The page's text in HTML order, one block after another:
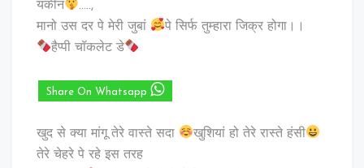
यकींन
…..,
मानो उस दर पे मेरी जुबां
पे सिर्फ तुम्हारा जिक्र होगा।।
हैप्पी चॉकलेट डे
Share On Whatsapp
खुद से क्या मांगू तेरे वास्ते सदा
खुशियां हो तेरे रास्ते हंसी
तेरे चेहरे पे रहे इस तरह